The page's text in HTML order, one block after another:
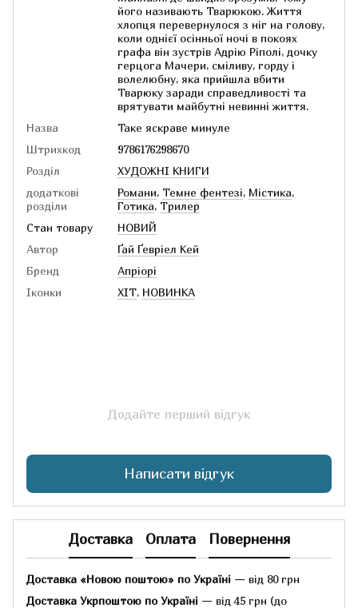
його називають Тварюкою. Життя
хлопця перевернулося з ніг на голову,
коли однієї осінньої ночі в покоях
графа він зустрів Адрію Ріполі, дочку
герцога Мачери, сміливу, горду і
волелюбну, яка прийшла вбити
Тварюку заради справедливості та
врятувати майбутні невинні життя.
Назва
Таке яскраве минуле
Штрихкод
9786176298670
Розділ
ХУДОЖНІ КНИГИ
додаткові
розділи
Романи, Темне фентезі, Містика,
Готика, Трилер
Стан товару
НОВИЙ
Автор
Ґай Ґевріел Кей
Бренд
Апріорі
Іконки
ХІТ, НОВИНКА
Додайте перший відгук
Написати відгук
Доставка Оплата Повернення
Доставка «Новою поштою» по Україні — від 80 грн
Доставка Укрпоштою по Україні — від 45 грн (до